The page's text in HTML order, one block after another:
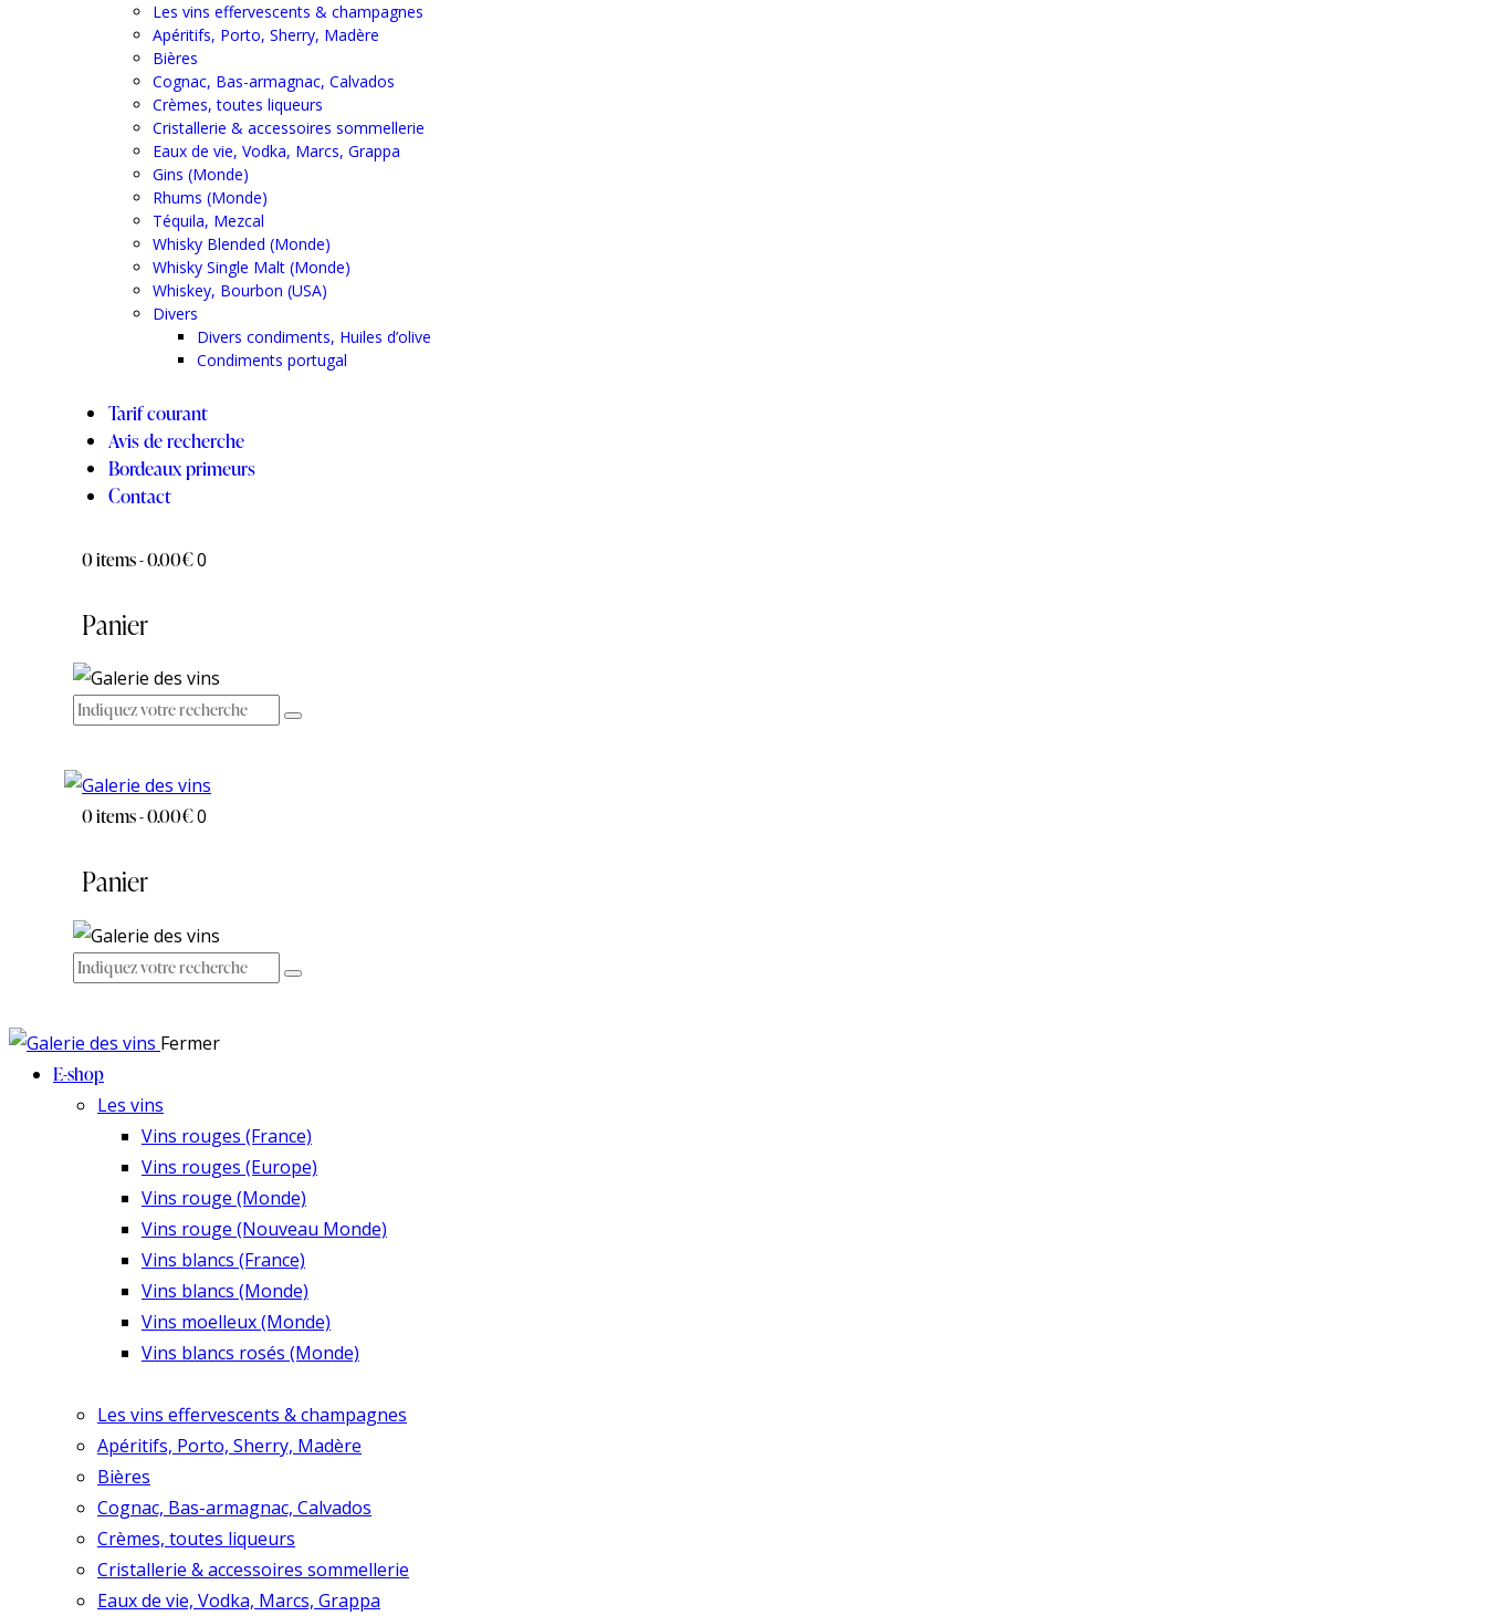
Les vins effervescents & champagnes
Apéritifs, Porto, Sherry, Madère
Bières
Cognac, Bas-armagnac, Calvados
Crèmes, toutes liqueurs
Cristallerie & accessoires sommellerie
Eaux de vie, Vodka, Marcs, Grappa
Gins (Monde)
Rhums (Monde)
Téquila, Mezcal
Whisky Blended (Monde)
Whisky Single Malt (Monde)
Whiskey, Bourbon (USA)
Divers
Divers condiments, Huiles d’olive
Condiments portugal
Tarif courant
Avis de recherche
Bordeaux primeurs
Contact
0 items-0.00€0
Panier
0 items-0.00€0
Panier
Fermer
E-shop
Les vins
Vins rouges (France)
Vins rouges (Europe)
Vins rouge (Monde)
Vins rouge (Nouveau Monde)
Vins blancs (France)
Vins blancs (Monde)
Vins moelleux (Monde)
Vins blancs rosés (Monde)
Les vins effervescents & champagnes
Apéritifs, Porto, Sherry, Madère
Bières
Cognac, Bas-armagnac, Calvados
Crèmes, toutes liqueurs
Cristallerie & accessoires sommellerie
Eaux de vie, Vodka, Marcs, Grappa